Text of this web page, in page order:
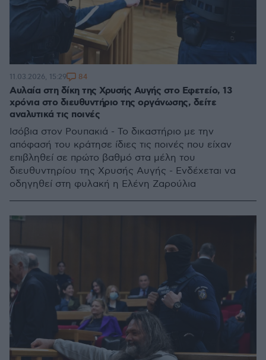
Αυλαία στη δίκη της Χρυσής Αυγής στο Εφετείο, 13
χρόνια στο διευθυντήριο της οργάνωσης, δείτε
αναλυτικά τις ποινές
Ισόβια στον Ρουπακιά - Το δικαστήριο με την
απόφασή του κράτησε ίδιες τις ποινές που είχαν
επιβληθεί σε πρώτο βαθμό στα μέλη του
διευθυντηρίου της Χρυσής Αυγής - Ενδέχεται να
οδηγηθεί στη φυλακή η Ελένη Ζαρούλια
11.03.2026, 15:29 84